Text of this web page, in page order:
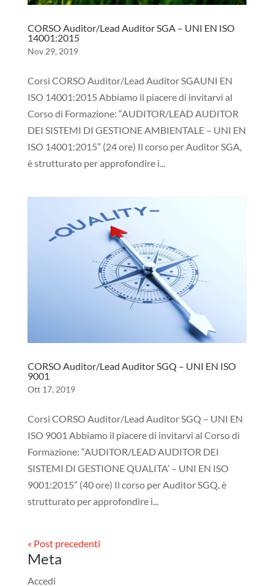
CORSO Auditor/Lead Auditor SGA – UNI EN ISO
14001:2015
Nov 29, 2019
Corsi CORSO Auditor/Lead Auditor SGAUNI EN
ISO 14001:2015 Abbiamo il piacere di invitarvi al
Corso di Formazione: “AUDITOR/LEAD AUDITOR
DEI SISTEMI DI GESTIONE AMBIENTALE – UNI EN
ISO 14001:2015” (24 ore) Il corso per Auditor SGA,
è strutturato per approfondire i...
CORSO Auditor/Lead Auditor SGQ – UNI EN ISO
9001
Ott 17, 2019
Corsi CORSO Auditor/Lead Auditor SGQ – UNI EN
ISO 9001 Abbiamo il piacere di invitarvi al Corso di
Formazione: “AUDITOR/LEAD AUDITOR DEI
SISTEMI DI GESTIONE QUALITA’ – UNI EN ISO
9001:2015” (40 ore) Il corso per Auditor SGQ, è
strutturato per approfondire i...
« Post precedenti
Meta
Accedi